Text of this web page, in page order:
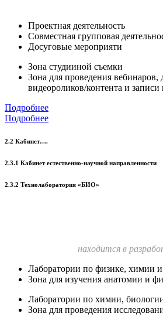
Проектная деятельность
Совместная групповая
Досуговые мероприяти
Зона студииной съемки
Зона для проведения вебинаров,
видеороликов/контента и
Подробнее
Подробнее
2.2 Кабинет….
2.3.1 Кабинет естественно-научной направленности
2.3.2 Технолаборатория «БИО»
находится в
Лаборатории по физике, химии
Зона для изучения анатомии и
Лаборатории по химии,
Зона для проведения